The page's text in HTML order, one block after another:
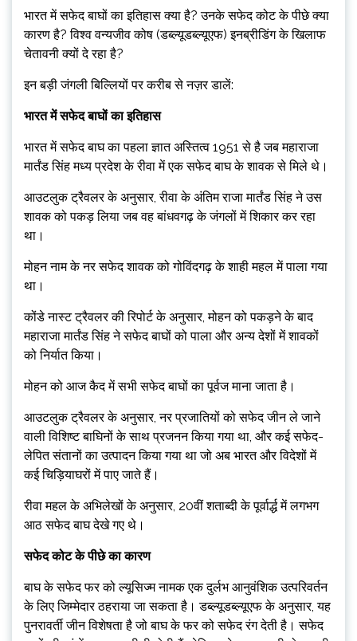
भारत में सफेद बाघों का इतिहास क्या है? उनके सफेद कोट के पीछे क्या
कारण है? विश्व वन्यजीव कोष (डब्ल्यूडब्ल्यूएफ) इनब्रीडिंग के खिलाफ
चेतावनी क्यों दे रहा है?
इन बड़ी जंगली बिल्लियों पर करीब से नज़र डालें:
भारत में सफेद बाघों का इतिहास
भारत में सफेद बाघ का पहला ज्ञात अस्तित्व 1951 से है जब महाराजा
मार्तंड सिंह मध्य प्रदेश के रीवा में एक सफेद बाघ के शावक से मिले थे।
आउटलुक ट्रैवलर के अनुसार, रीवा के अंतिम राजा मार्तंड सिंह ने उस
शावक को पकड़ लिया जब वह बांधवगढ़ के जंगलों में शिकार कर रहा
था।
मोहन नाम के नर सफेद शावक को गोविंदगढ़ के शाही महल में पाला गया
था।
कोंडे नास्ट ट्रैवलर की रिपोर्ट के अनुसार, मोहन को पकड़ने के बाद
महाराजा मार्तंड सिंह ने सफेद बाघों को पाला और अन्य देशों में शावकों
को निर्यात किया।
मोहन को आज कैद में सभी सफेद बाघों का पूर्वज माना जाता है।
आउटलुक ट्रैवलर के अनुसार, नर प्रजातियों को सफेद जीन ले जाने
वाली विशिष्ट बाघिनों के साथ प्रजनन किया गया था, और कई सफेद-
लेपित संतानों का उत्पादन किया गया था जो अब भारत और विदेशों में
कई चिड़ियाघरों में पाए जाते हैं।
रीवा महल के अभिलेखों के अनुसार, 20वीं शताब्दी के पूर्वार्द्ध में लगभग
आठ सफेद बाघ देखे गए थे।
सफेद कोट के पीछे का कारण
बाघ के सफेद फर को ल्यूसिज्म नामक एक दुर्लभ आनुवंशिक उत्परिवर्तन
के लिए जिम्मेदार ठहराया जा सकता है। डब्ल्यूडब्ल्यूएफ के अनुसार, यह
पुनरावर्ती जीन विशेषता है जो बाघ के फर को सफेद रंग देती है। सफेद